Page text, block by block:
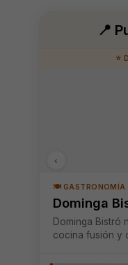
📍
⭐
🍽️ GASTRONOMÍA
Dominga
Dominga Bistró
cocina fusión y
‹